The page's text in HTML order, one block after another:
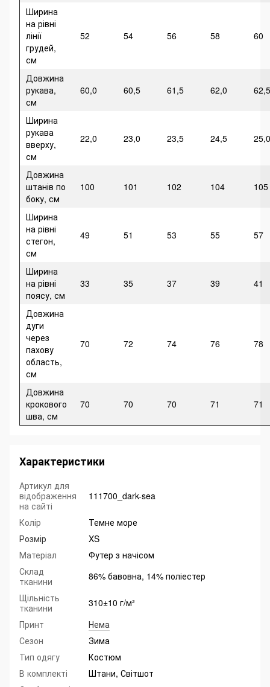
Ширина
на рівні
лінії
грудей,
см
52 54 56 58 60
Довжина
рукава,
см
60,0 60,5 61,5 62,0 62,5
Ширина
рукава
вверху,
см
22,0 23,0 23,5 24,5 25,0
Довжина
штанів по
боку, см
100 101 102 104 105
Ширина
на рівні
стегон,
см
49 51 53 55 57
Ширина
на рівні
поясу, см
33 35 37 39 41
Довжина
дуги
через
пахову
область,
см
70 72 74 76 78
Довжина
крокового
шва, см
70 70 70 71 71
Характеристики
Артикул для
відображення
на сайті
111700_dark-sea
Колір
Темне море
Розмір
XS
Матеріал
Футер з начісом
Склад
тканини
86% бавовна, 14% поліестер
Щільність
тканини
310±10 г/м²
Принт
Нема
Сезон
Зима
Тип одягу
Костюм
В комплекті
Штани, Світшот